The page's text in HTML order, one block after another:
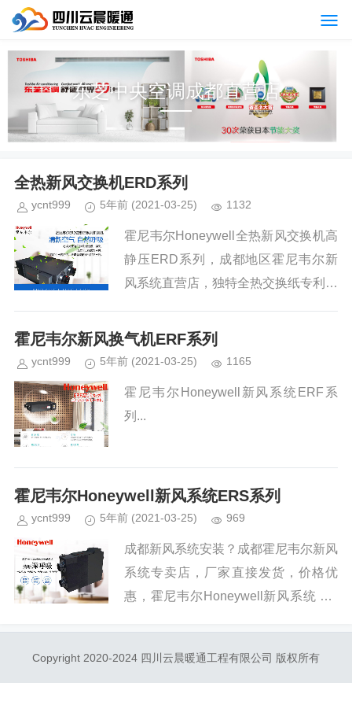
东芝中央空调成都直营店
全热新风交换机ERD系列
ycnt999 5年前 (2021-03-25) 1132
霍尼韦尔Honeywell全热新风交换机高
静压ERD系列，成都地区霍尼韦尔新
风系统直营店，独特全热交换纸专利芯
率。自带PM2.5传感器，实时显示室内
PM2.5浓...
霍尼韦尔新风换气机ERF系列
ycnt999 5年前 (2021-03-25) 1165
霍尼韦尔Honeywell新风系统ERF系
列...
霍尼韦尔Honeywell新风系统ERS系列
ycnt999 5年前 (2021-03-25) 969
成都新风系统安装？成都霍尼韦尔新风
系统专卖店，厂家直接发货，价格优
惠，霍尼韦尔Honeywell新风系统 ER
Copyright 2020-2024 四川云晨暖通工程有限公司 版权所有